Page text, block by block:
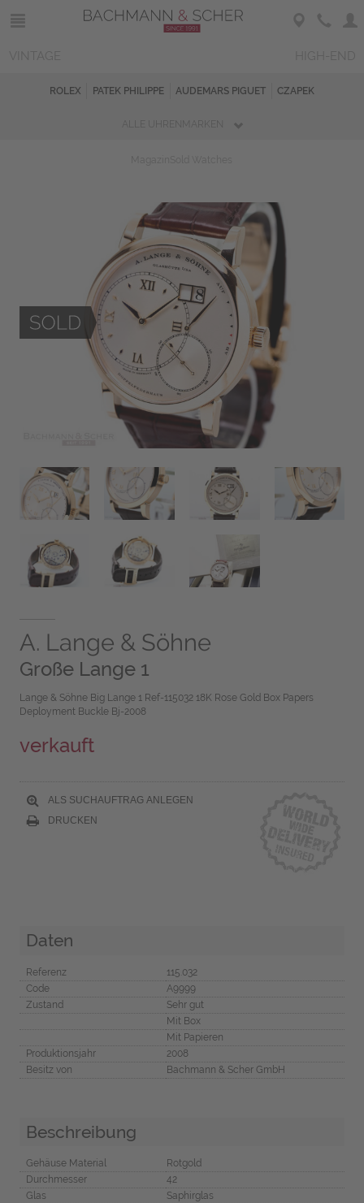
ROLEX PATEK PHILIPPE AUDEMARS PIGUET CZAPEK
A. Lange & Söhne
Große Lange 1
Lange & Söhne Big Lange 1 Ref-115032 18K Rose Gold Box Papers
Deployment Buckle Bj-2008
verkauft
ALS SUCHAUFTRAG ANLEGEN
DRUCKEN
Daten
Referenz
115.032
Code
A9999
Zustand
Sehr gut
Mit Box
Mit Papieren
Produktionsjahr
2008
Besitz von
Bachmann & Scher GmbH
Beschreibung
Gehäuse Material
Rotgold
Durchmesser
42
Glas
Saphirglas